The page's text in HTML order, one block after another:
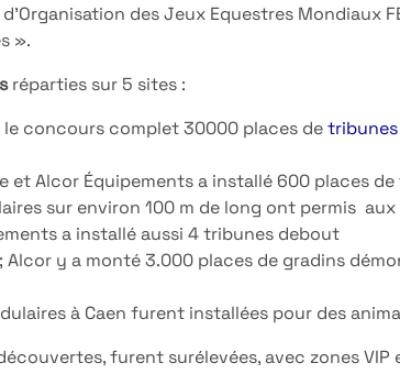
des Jeux Equestres Mondiaux
».
réparties sur 5 sites :
le concours complet 30000 places de
et Alcor Équipements a installé 600 places
sur environ 100 m de long ont permis
a installé aussi 4 tribunes debout
Alcor y a monté 3.000 places de gradins
à Caen furent installées pour des
furent surélevées, avec zones VIP